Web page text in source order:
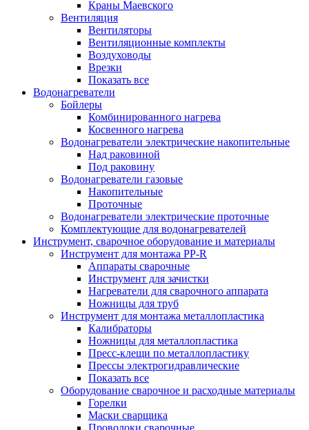
Краны Маевского
Вентиляция
Вентиляторы
Вентиляционные комплекты
Воздуховоды
Врезки
Показать все
Водонагреватели
Бойлеры
Комбинированного нагрева
Косвенного нагрева
Водонагреватели электрические накопительные
Над раковиной
Под раковину
Водонагреватели газовые
Накопительные
Проточные
Водонагреватели электрические проточные
Комплектующие для водонагревателей
Инструмент, сварочное оборудование и материалы
Инструмент для монтажа PP-R
Аппараты сварочные
Инструмент для зачистки
Нагреватели для сварочного аппарата
Ножницы для труб
Инструмент для монтажа металлопластика
Калибраторы
Ножницы для металлопластика
Пресс-клещи по металлопластику
Прессы электрогидравлические
Показать все
Оборудование сварочное и расходные материалы
Горелки
Маски сварщика
Проволоки сварочные